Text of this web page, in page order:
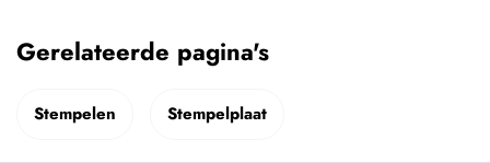
Gerelateerde pagina's
Stempelen Stempelplaat